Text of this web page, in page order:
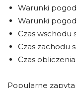
Warunki
Warunki
Czas wschodu
Czas zachodu
Czas
Popularne